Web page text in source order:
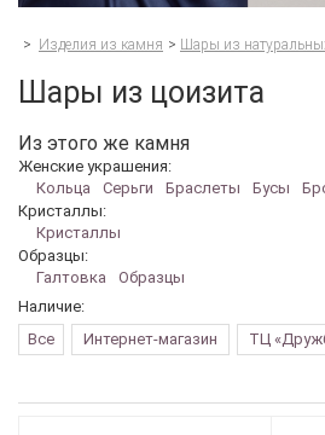
> Изделия из камня > Шары из
Шары из цоизита
Из этого же камня
Женские украшения:
Кольца
Серьги Браслеты Бусы
Кристаллы:
Кристаллы
Образцы:
Галтовка
Образцы
Наличие:
Все
Интернет-магазин ТЦ